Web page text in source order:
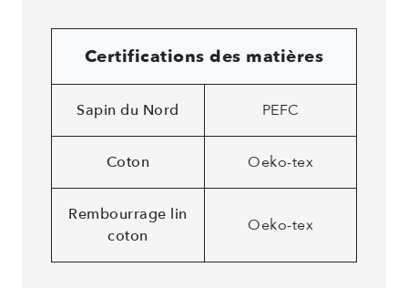
Certifications des matières
Sapin du Nord PEFC
Coton Oeko-tex
Rembourrage lin
coton
Oeko-tex